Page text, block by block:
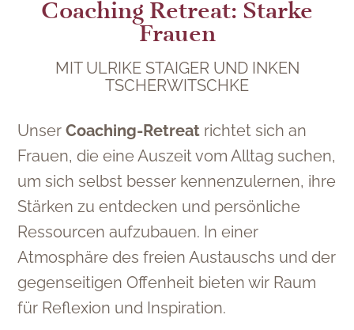
Coaching Retreat: Starke
Frauen
MIT ULRIKE STAIGER UND INKEN
TSCHERWITSCHKE
Unser Coaching-Retreat richtet sich an
Frauen, die eine Auszeit vom Alltag suchen,
um sich selbst besser kennenzulernen, ihre
Stärken zu entdecken und persönliche
Ressourcen aufzubauen. In einer
Atmosphäre des freien Austauschs und der
gegenseitigen Offenheit bieten wir Raum
für Reflexion und Inspiration.